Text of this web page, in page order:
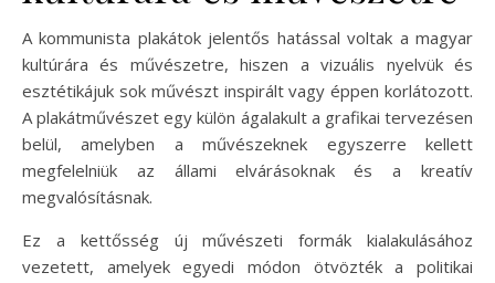
A kommunista plakátok jelentős hatással voltak a magyar
kultúrára és művészetre, hiszen a vizuális nyelvük és
esztétikájuk sok művészt inspirált vagy éppen korlátozott.
A plakátművészet egy külön ágalakult a grafikai tervezésen
belül, amelyben a művészeknek egyszerre kellett
megfelelniük az állami elvárásoknak és a kreatív
megvalósításnak.
Ez a kettősség új művészeti formák kialakulásához
vezetett, amelyek egyedi módon ötvözték a politikai